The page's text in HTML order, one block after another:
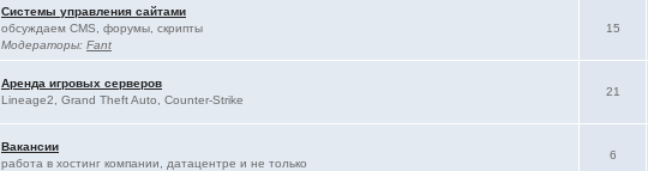
Системы управления сайтами
обсуждаем CMS, форумы, скрипты
Модераторы: Fant
15
Аренда игровых серверов
Lineage2, Grand Theft Auto, Counter-Strike
21
Вакансии
работа в хостинг компании, датацентре и не только
6